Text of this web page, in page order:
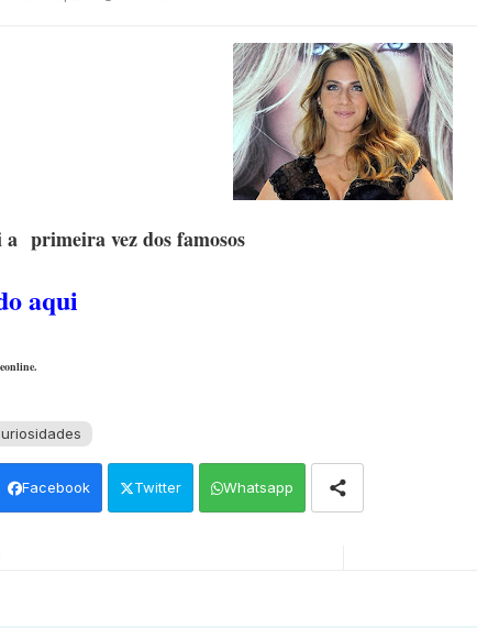
a primeira vez dos famosos
aqui
Facebook Twitter Whatsapp